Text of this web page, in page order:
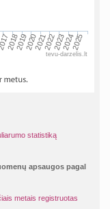
20182019202020212022202320242025
tevu-darzelis.lt
statistiką
apsaugos pagal
metais registruotas